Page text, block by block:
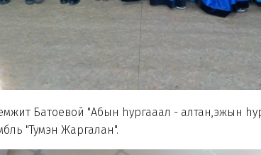
Батоевой "Абын hургааал - алтан,эжын
"Тумэн Жаргалан".